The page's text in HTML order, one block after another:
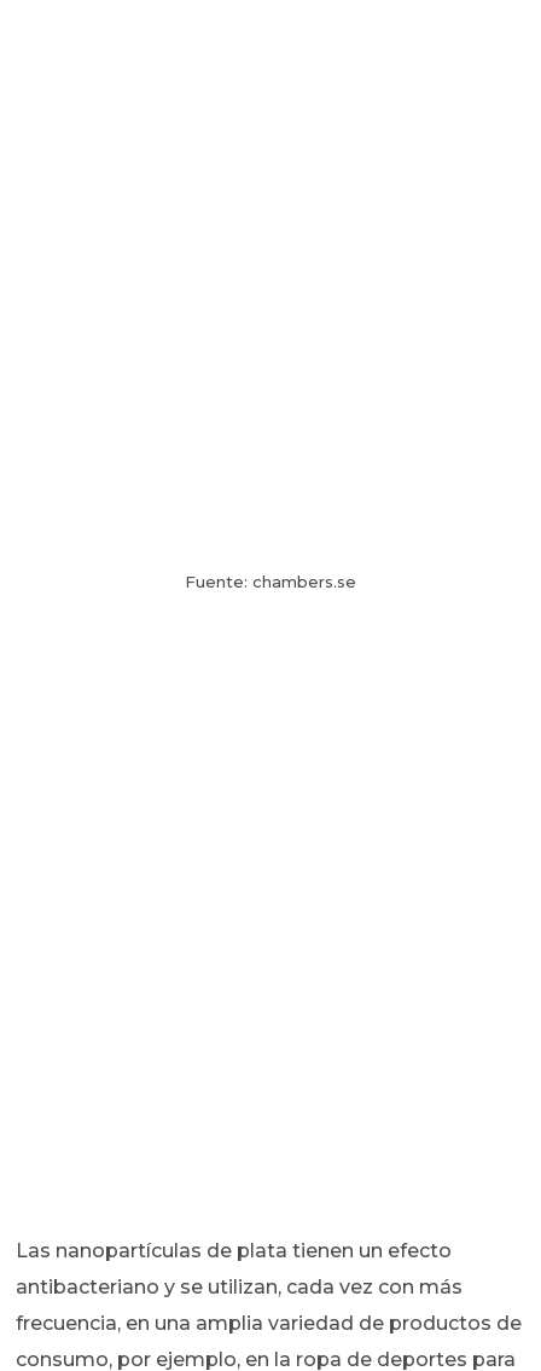
Fuente: chambers.se
Las nanopartículas de plata tienen un efecto
antibacteriano y se utilizan, cada vez con más
frecuencia, en una amplia variedad de productos de
consumo, por ejemplo, en la ropa de deportes para